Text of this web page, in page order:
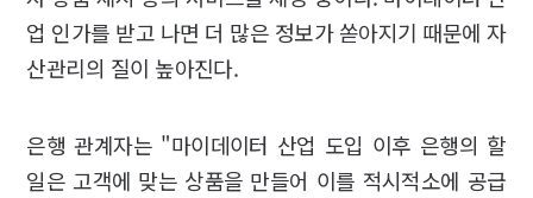
업 인가를 받고 나면 더 많은 정보가 쏟아지기 때문에 자
산관리의 질이 높아진다.
은행 관계자는 "마이데이터 산업 도입 이후 은행의 할
일은 고객에 맞는 상품을 만들어 이를 적시적소에 공급